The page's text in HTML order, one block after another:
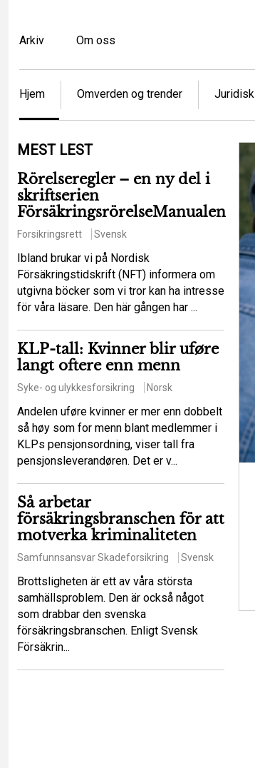
hovedinnhold
Top
menu
Arkiv Om oss
Article
categories
Hjem Omverden og trender Juridisk
MEST LEST
Rörelseregler – en ny del i
skriftserien
FörsäkringsrörelseManualen
Forsikringsrett Svensk
Ibland brukar vi på Nordisk
Försäkringstidskrift (NFT) informera om
utgivna böcker som vi tror kan ha intresse
för våra läsare. Den här gången har ...
KLP-tall: Kvinner blir uføre
langt oftere enn menn
Syke- og ulykkesforsikring Norsk
Andelen uføre kvinner er mer enn dobbelt
så høy som for menn blant medlemmer i
KLPs pensjonsordning, viser tall fra
pensjonsleverandøren. Det er v...
Så arbetar
försäkringsbranschen för att
motverka kriminaliteten
SamfunnsansvarSkadeforsikring Svensk
Brottsligheten är ett av våra största
samhällsproblem. Den är också något
som drabbar den svenska
försäkringsbranschen. Enligt Svensk
Försäkrin...
hot mot de
principerna?
Regelverk Svensk
ett större antal försäkringstagare ska